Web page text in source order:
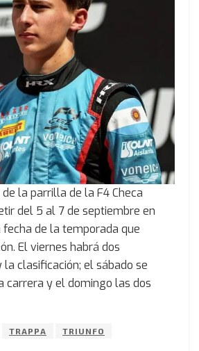
la parrilla de la F4 Checa
del 5 al 7 de septiembre en
de la temporada que
El viernes habrá dos
clasificación; el sábado se
carrera y el domingo las dos
TRAPPA TRIUNFO